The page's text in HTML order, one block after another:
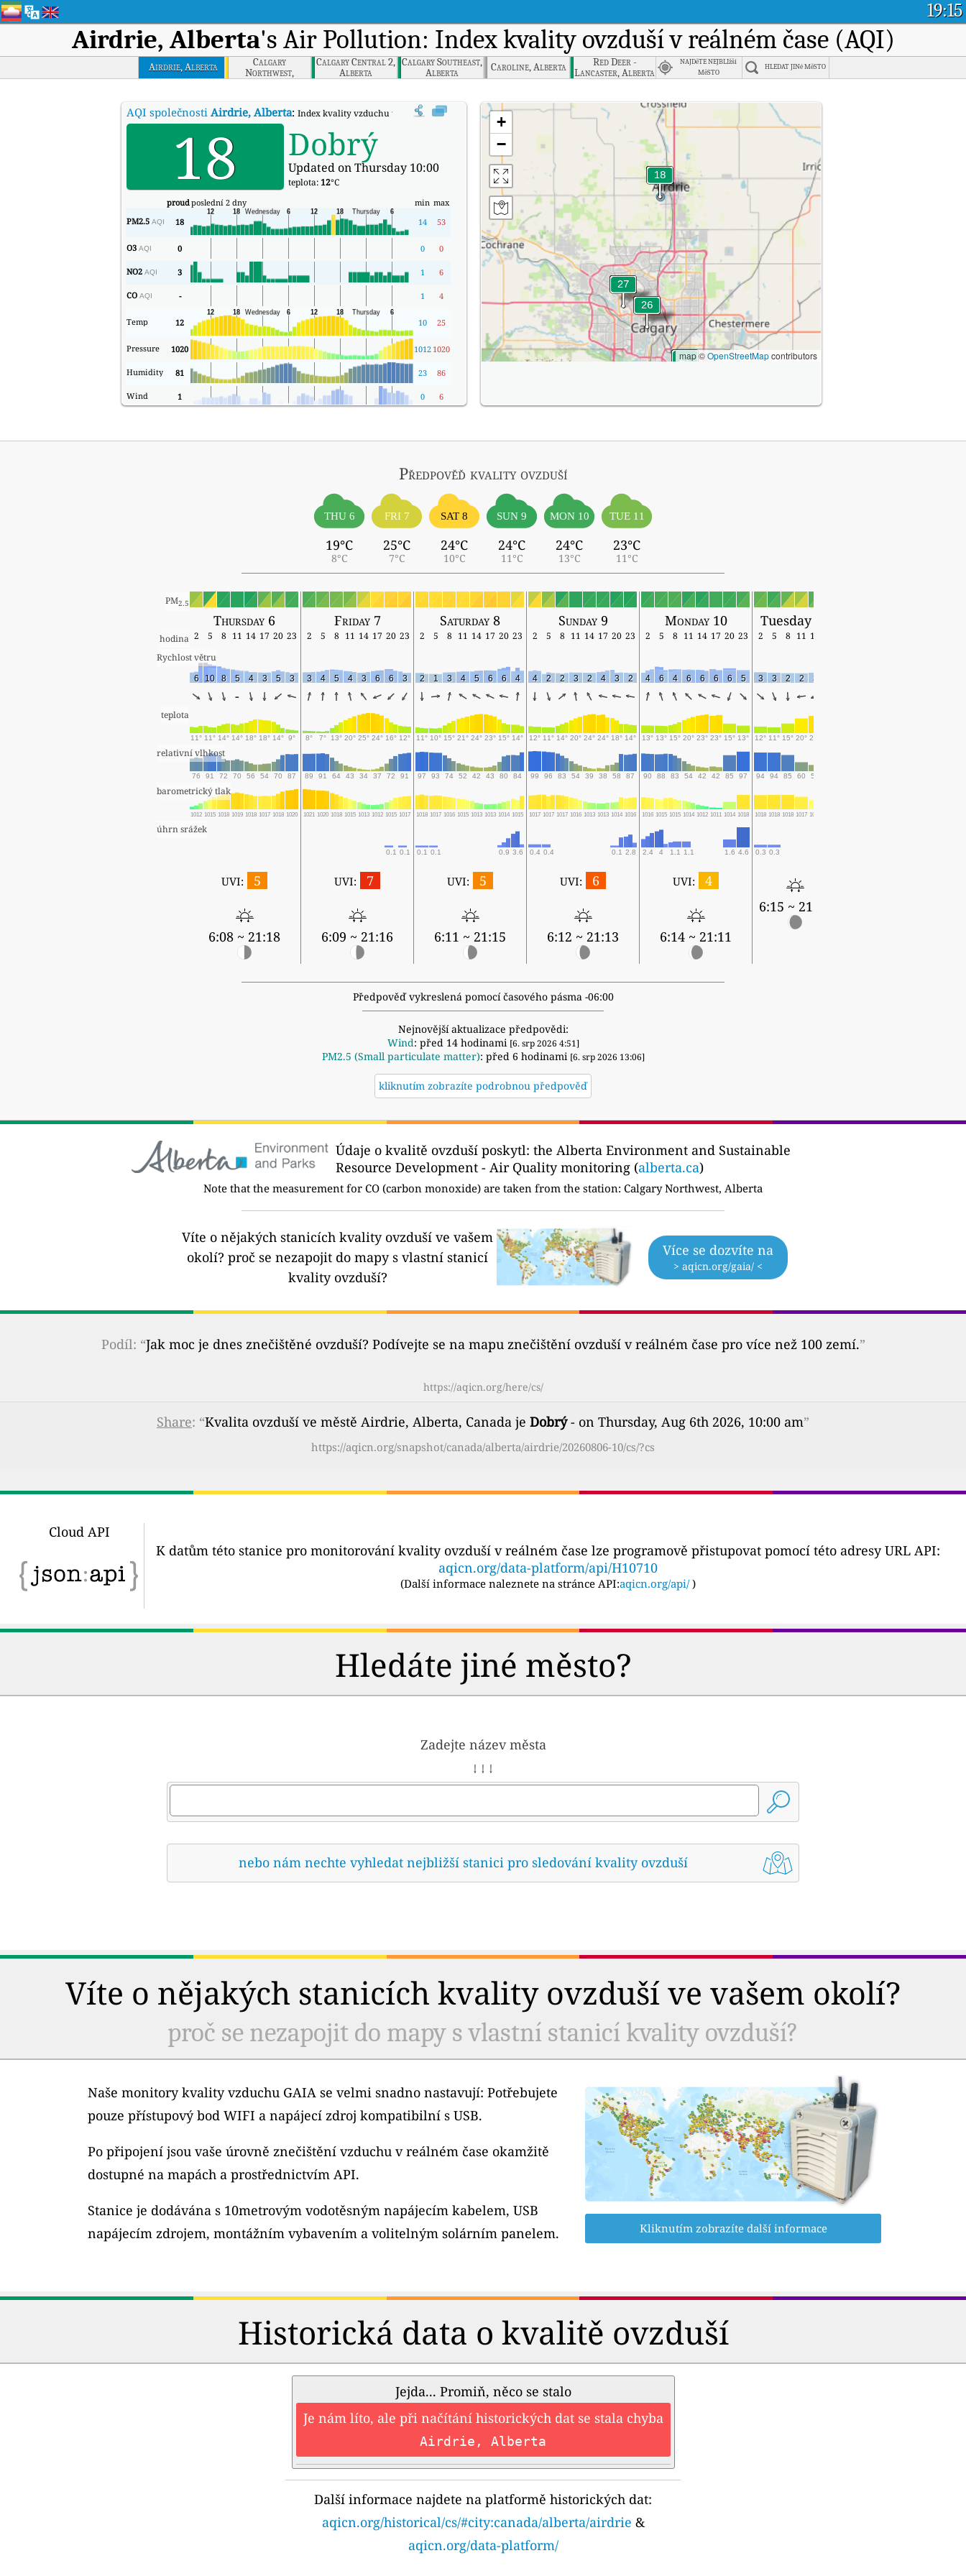
19:15
Airdrie, Alberta's Air Pollution: Index kvality ovzduší v reálném čase (AQI)
Airdrie, Alberta
Calgary
Northwest,
Alberta
Calgary Central 2,
Alberta
Calgary Southeast,
Alberta
Caroline, Alberta
Red Deer -
Lancaster, Alberta
NAJDěTE NEJBLIžší
MěSTO
HLEDAT JINé MěSTO
AQI společnosti Airdrie, Alberta: Index kvality vzduchu v reálném čase (AQI) společnosti Airdrie, Alberta.
18 Dobrý
Updated on Thursday 10:00
teplota: 12°C
proudposlední 2 dny min max
PM2.5 AQI 18 14 53
O3 AQI 0 0 0
NO2 AQI 3 1 6
CO AQI - 1 4
Temp 12 10 25
Pressure 1020 1012 1020
Humidity 81 23 86
Wind 1 0 6
+
−
map ©OpenStreetMapcontributors
Předpověď kvality ovzduší
THU 6
19°C
8°C
FRI 7
25°C
7°C
SAT 8
24°C
10°C
SUN 9
24°C
11°C
MON 10
24°C
13°C
TUE 11
23°C
11°C
PM2.5
Thursday 6 Friday 7 Saturday 8 Sunday 9 Monday 10 Tuesday 11
hodina 2 5 8 11 14 17 20 23 2 5 8 11 14 17 20 23 2 5 8 11 14 17 20 23 2 5 8 11 14 17 20 23 2 5 8 11 14 17 20 23 2 5 8 11 14
Rychlost větru
6 10 8 5 4 3 5 3 3 4 5 4 3 6 6 3 2 1 3 4 5 6 6 4 4 2 2 3 2 4 3 2 4 6 4 6 6 6 6 5 3 3 2 2 3
-
teplota
11° 11° 14° 14° 18° 18° 14° 9° 8° 7° 13° 20° 25° 24° 16° 12° 11° 10° 15° 21° 24° 23° 15° 14° 12° 11° 14° 20° 24° 24° 18° 14° 13° 13° 15° 20° 23° 23° 15° 13° 12° 11° 15° 20° 22°
relativní vlhkost
76 91 72 70 56 54 70 87 89 91 64 43 34 37 72 91 97 93 74 52 42 43 80 84 99 96 83 54 39 38 58 87 90 88 83 54 42 42 85 97 94 94 85 60 50
barometrický tlak
1012 1015 1018 1019 1018 1017 1018 1020 1021 1020 1018 1015 1013 1012 1015 1017 1018 1017 1016 1015 1013 1013 1014 1015 1017 1017 1017 1016 1013 1013 1014 1016 1016 1015 1015 1014 1012 1011 1014 1018 1018 1018 1018 1017 1015
úhrn srážek
0.1 0.1 0.1 0.1 0.9 3.6 0.4 0.4 0.1 2.8 2.4 4 1.1 1.1 1.6 4.6 0.3 0.3
UVI: 5
6:08 ~ 21:18
UVI: 7
6:09 ~ 21:16
UVI: 5
6:11 ~ 21:15
UVI: 6
6:12 ~ 21:13
UVI: 4
6:14 ~ 21:11
6:15 ~ 21:09
Předpověď vykreslená pomocí časového pásma -06:00
Nejnovější aktualizace předpovědi:
Wind: před 14 hodinami [6. srp 2026 4:51]
PM2.5 (Small particulate matter): před 6 hodinami [6. srp 2026 13:06]
kliknutím zobrazíte podrobnou předpověď
Údaje o kvalitě ovzduší poskytl: the Alberta Environment and Sustainable
Resource Development - Air Quality monitoring (alberta.ca)
Note that the measurement for CO (carbon monoxide) are taken from the station: Calgary Northwest, Alberta
Víte o nějakých stanicích kvality ovzduší ve vašem
okolí? proč se nezapojit do mapy s vlastní stanicí
kvality ovzduší?
Více se dozvíte na
> aqicn.org/gaia/ <
Podíl: “Jak moc je dnes znečištěné ovzduší? Podívejte se na mapu znečištění ovzduší v reálném čase pro více než 100 zemí.”
https://aqicn.org/here/cs/
Share: “Kvalita ovzduší ve městě Airdrie, Alberta, Canada je Dobrý- on Thursday, Aug 6th 2026, 10:00 am”
https://aqicn.org/snapshot/canada/alberta/airdrie/20260806-10/cs/?cs
Cloud API
K datům této stanice pro monitorování kvality ovzduší v reálném čase lze programově přistupovat pomocí této adresy URL API:
aqicn.org/data-platform/api/H10710
(Další informace naleznete na stránce API:aqicn.org/api/ )
Hledáte jiné město?
Zadejte název města
↓ ↓ ↓
nebo nám nechte vyhledat nejbližší stanici pro sledování kvality ovzduší
Víte o nějakých stanicích kvality ovzduší ve vašem okolí?
proč se nezapojit do mapy s vlastní stanicí kvality ovzduší?
Naše monitory kvality vzduchu GAIA se velmi snadno nastavují: Potřebujete
pouze přístupový bod WIFI a napájecí zdroj kompatibilní s USB.
Po připojení jsou vaše úrovně znečištění vzduchu v reálném čase okamžitě
dostupné na mapách a prostřednictvím API.
Stanice je dodávána s 10metrovým vodotěsným napájecím kabelem, USB
napájecím zdrojem, montážním vybavením a volitelným solárním panelem.
Kliknutím zobrazíte další informace
Historická data o kvalitě ovzduší
Jejda... Promiň, něco se stalo
Je nám líto, ale při načítání historických dat se stala chyba
Airdrie, Alberta
Další informace najdete na platformě historických dat:
aqicn.org/historical/cs/#city:canada/alberta/airdrie &
aqicn.org/data-platform/